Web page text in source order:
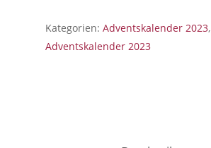
Kategorien: Adventskalender 2023,
Adventskalender 2023